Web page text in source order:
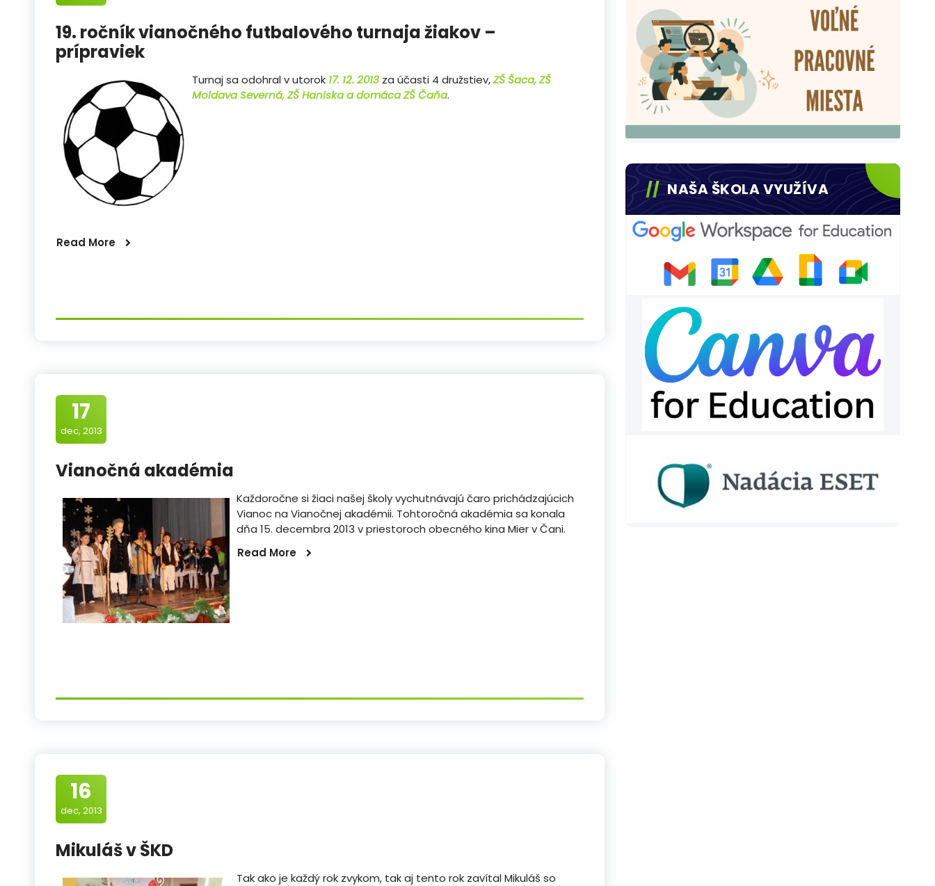
19. ročník vianočného futbalového turnaja žiakov –
prípraviek
Turnaj sa odohral v utorok 17. 12. 2013 za účasti 4 družstiev,ZŠ Šaca, ZŠ
Moldava Severná, ZŠ Haniska a domácaZŠ Čaňa.
Read More
17
dec, 2013
Vianočná akadémia
Každoročne si žiaci našej školy vychutnávajú čaro prichádzajúcich
Vianoc na Vianočnej akadémii. Tohtoročná akadémia sa konala
dňa 15. decembra 2013 v priestoroch obecného kina Mier v Čani.
Read More
16
dec, 2013
Mikuláš v ŠKD
Tak ako je každý rok zvykom, tak aj tento rok zavítal Mikuláš so
NAŠA ŠKOLA VYUŽÍVA